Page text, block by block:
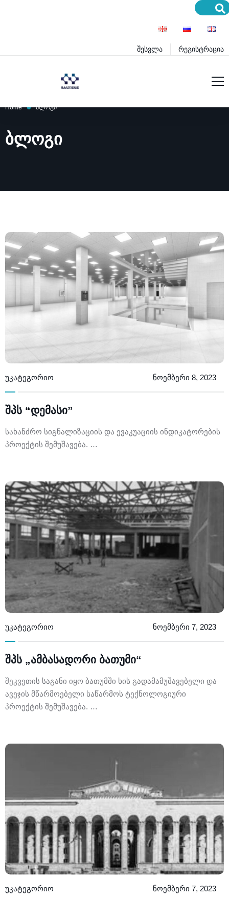
შესვლა რეგისტრაცია
პრემიუმ სერვისები
ლექციების კურსი
FAQ
ცოდნის ბაზა
ჩატბოტი
ფორუმი
მხარდაჭერის მოთხოვნა
წესები და პირობები
კონფიდენციალურობის პოლიტიკა
ჩვენს შესახებ
კომპანიის ისტორია
კომპანიის შესახებ
მენეჯმენტი
კონტაქტი
Home ბლოგი
ᲑᲚᲝᲒᲘ
უკატეგორიო ნოემბერი 8, 2023
შპს “დემასი”
სახანძრო სიგნალიზაციის და ევაკუაციის ინდიკატორების
პროექტის შემუშავება. …
უკატეგორიო ნოემბერი 7, 2023
შპს „ამბასადორი ბათუმი“
შეკვეთის საგანი იყო ბათუმში ხის გადამამუშავებელი და
ავეჯის მწარმოებელი საწარმოს ტექნოლოგიური
პროექტის შემუშავება. …
უკატეგორიო ნოემბერი 7, 2023